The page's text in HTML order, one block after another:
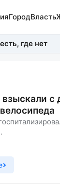
ГородВласть
где нет
с